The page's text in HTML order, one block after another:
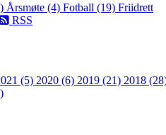
Årsmøte (4) Fotball (19) Friidrett
RSS
(5) 2020 (6) 2019 (21) 2018